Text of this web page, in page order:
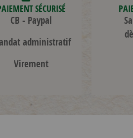
SÉCURISÉ
CB - Paypal
administratif
Virement